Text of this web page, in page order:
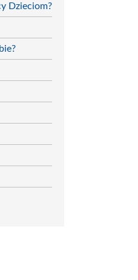
Dzieciom?